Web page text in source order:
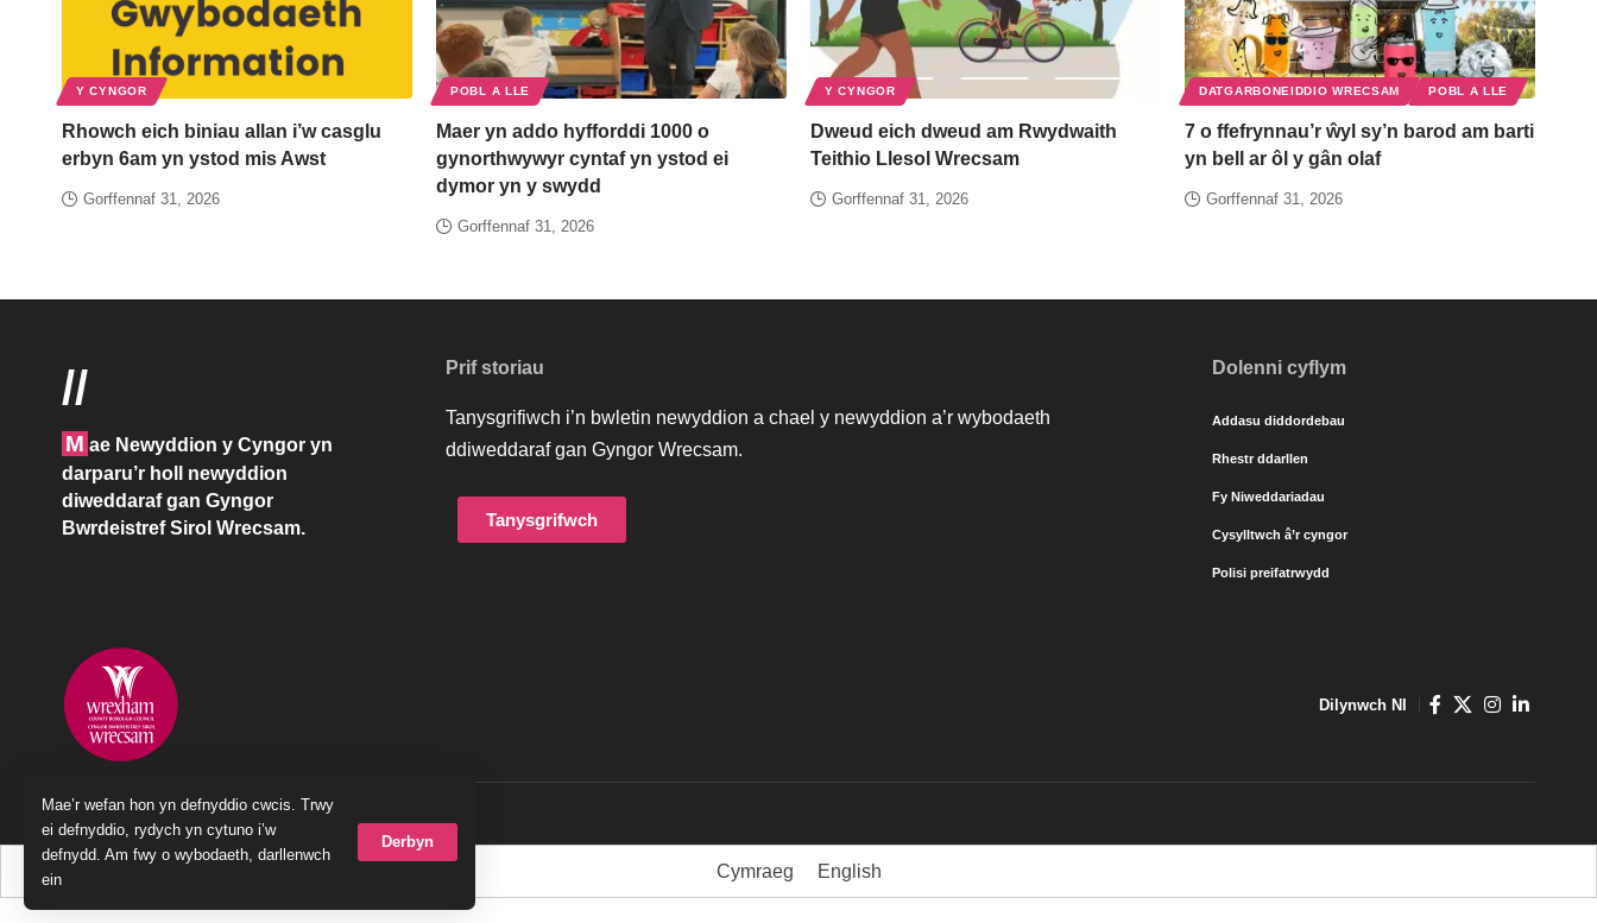
Mae’r wefan hon yn defnyddio cwcis. Trwy
ei defnyddio, rydych yn cytuno i’w
defnydd. Am fwy o wybodaeth, darllenwch
ein
Derbyn
Y CYNGOR
Rhowch eich biniau allan i’w casglu
erbyn 6am yn ystod mis Awst
Gorffennaf 31, 2026
POBL A LLE
Maer yn addo hyfforddi 1000 o
gynorthwywyr cyntaf yn ystod ei
dymor yn y swydd
Gorffennaf 31, 2026
Y CYNGOR
Dweud eich dweud am Rwydwaith
Teithio Llesol Wrecsam
Gorffennaf 31, 2026
DATGARBONEIDDIO WRECSAM POBL A LLE
7 o ffefrynnau’r ŵyl sy’n barod am barti
yn bell ar ôl y gân olaf
Gorffennaf 31, 2026
//
M ae Newyddion y Cyngor yn
darparu’r holl newyddion
diweddaraf gan Gyngor
Bwrdeistref Sirol Wrecsam.
Prif storiau
Tanysgrifiwch i’n bwletin newyddion a chael y newyddion a’r wybodaeth
ddiweddaraf gan Gyngor Wrecsam.
Tanysgrifwch
Dolenni cyflym
Addasu diddordebau
Rhestr ddarllen
Fy Niweddariadau
Cysylltwch â’r cyngor
Polisi preifatrwydd
Dilynwch NI
© 2023 Cyngor Bwrdeistref Sirol Wrecsam
Cymraeg English